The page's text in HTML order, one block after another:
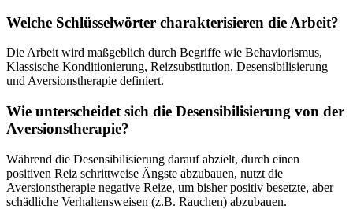
Welche Schlüsselwörter charakterisieren die Arbeit?
Die Arbeit wird maßgeblich durch Begriffe wie Behaviorismus,
Klassische Konditionierung, Reizsubstitution, Desensibilisierung
und Aversionstherapie definiert.
Wie unterscheidet sich die Desensibilisierung von der
Aversionstherapie?
Während die Desensibilisierung darauf abzielt, durch einen
positiven Reiz schrittweise Ängste abzubauen, nutzt die
Aversionstherapie negative Reize, um bisher positiv besetzte, aber
schädliche Verhaltensweisen (z.B. Rauchen) abzubauen.